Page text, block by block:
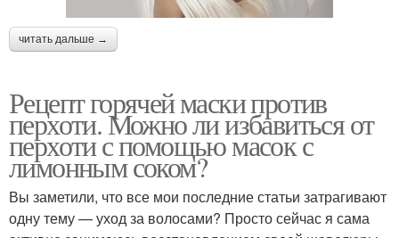
читать дальше →
Рецепт горячей маски против
перхоти. Можно ли избавиться от
перхоти с помощью масок с
лимонным соком?
Вы заметили, что все мои последние статьи затрагивают
одну тему — уход за волосами? Просто сейчас я сама